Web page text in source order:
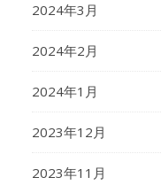
2024年3月
2024年2月
2024年1月
2023年12月
2023年11月